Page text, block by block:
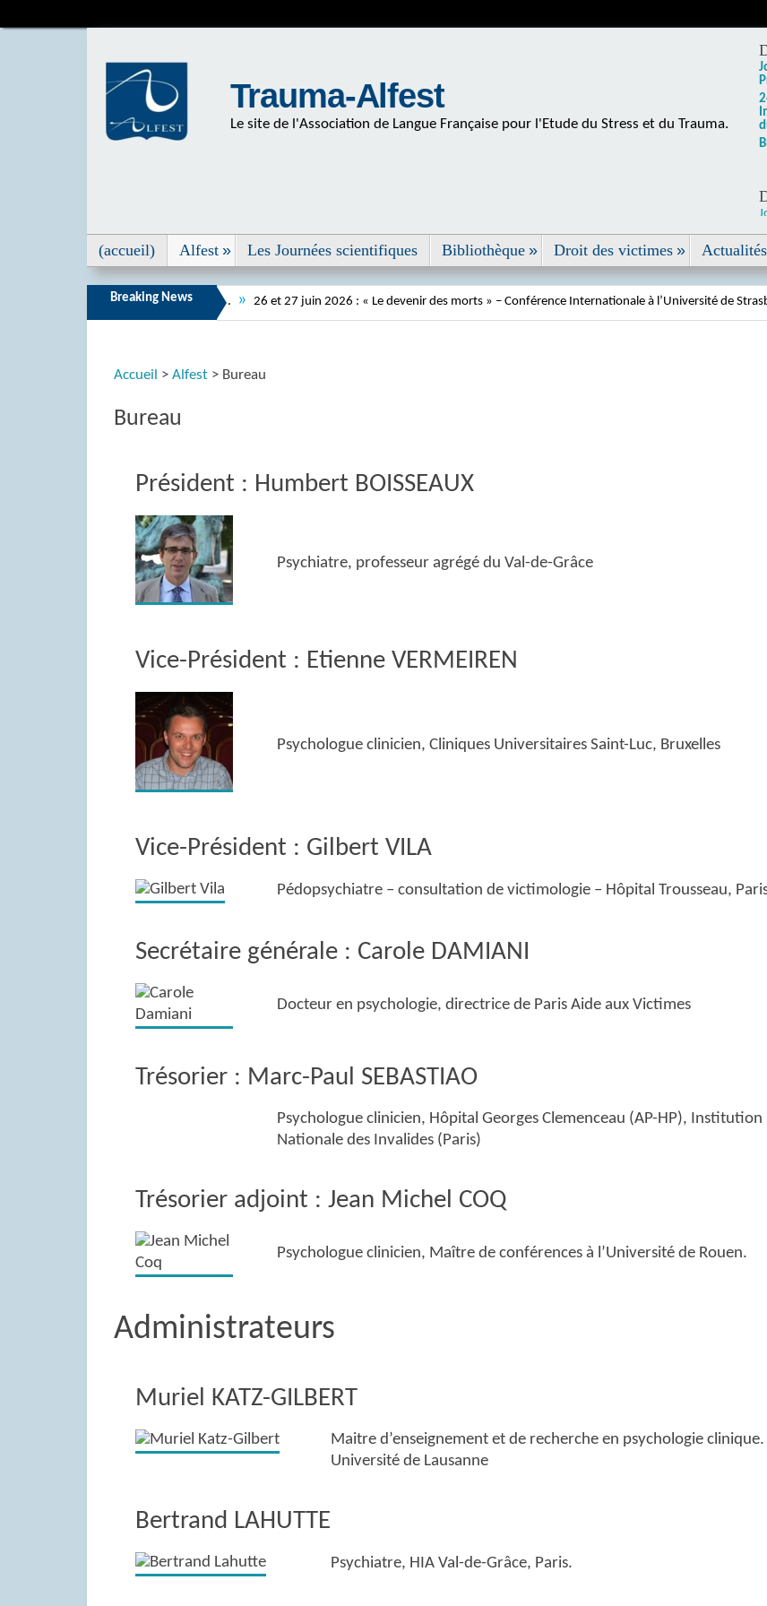
Trauma-Alfest
Le site de l'Association de Langue Française pour l'Etude du Stress et du Trauma.
(accueil) Alfest Les Journées scientifiques Bibliothèque Droit des victimes Actualités
Breaking News
et inscription en ligne… » 26 et 27 juin 2026 : « Le devenir des morts » – Conférence Internationale à l’Université de Strasbourg
Accueil > Alfest> Bureau
Bureau
Président : Humbert BOISSEAUX
Psychiatre, professeur agrégé du Val-de-Grâce
Vice-Président : Etienne VERMEIREN
Psychologue clinicien, Cliniques Universitaires Saint-Luc, Bruxelles
Vice-Président : Gilbert VILA
Pédopsychiatre – consultation de victimologie – Hôpital Trousseau,
Secrétaire générale : Carole DAMIANI
Docteur en psychologie, directrice de Paris Aide aux Victimes
Trésorier : Marc-Paul SEBASTIAO
Psychologue clinicien, Hôpital Georges Clemenceau (AP-HP), Institution
Nationale des Invalides (Paris)
Trésorier adjoint : Jean Michel COQ
Psychologue clinicien, Maître de conférences à l’Université de Rouen.
Administrateurs
Muriel KATZ-GILBERT
Maitre d’enseignement et de recherche en psychologie clinique.
Université de Lausanne
Bertrand LAHUTTE
Psychiatre, HIA Val-de-Grâce, Paris.